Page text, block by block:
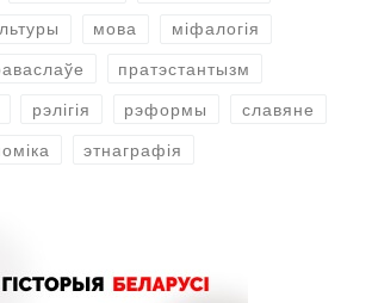
мова міфалогія
пратэстантызм
рэлігія рэформы славяне
этнаграфія